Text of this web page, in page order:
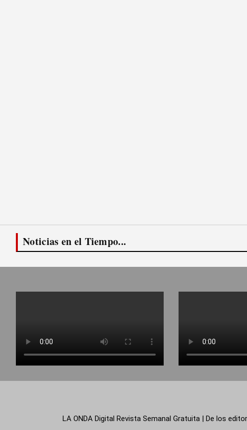
Noticias en el Tiempo...
LA ONDA Digital Revista Semanal Gratuita | De los